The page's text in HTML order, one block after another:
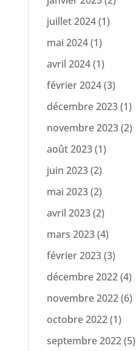
juillet 2024(1)
mai 2024(1)
avril 2024(1)
février 2024(3)
décembre 2023(1)
novembre 2023(2)
août 2023(1)
juin 2023(2)
mai 2023(2)
avril 2023(2)
mars 2023(4)
février 2023(3)
décembre 2022(4)
novembre 2022(6)
octobre 2022(1)
septembre 2022(5)